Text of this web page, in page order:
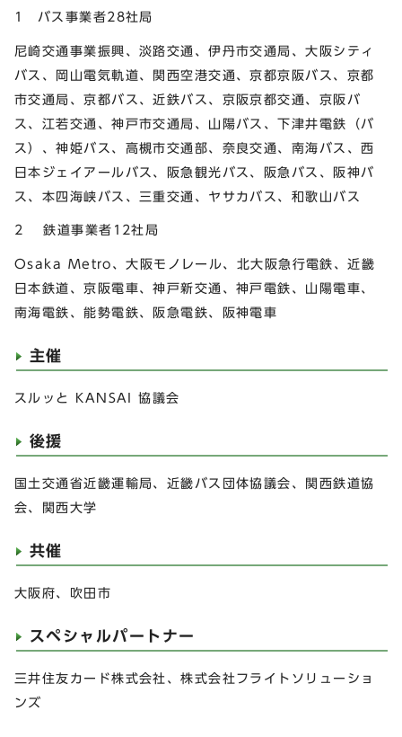
1 バス事業者28社局
尼崎交通事業振興、淡路交通、伊丹市交通局、大阪シティ
バス、岡山電気軌道、関西空港交通、京都京阪バス、京都
市交通局、京都バス、近鉄バス、京阪京都交通、京阪バ
ス、江若交通、神戸市交通局、山陽バス、下津井電鉄（バ
ス）、神姫バス、高槻市交通部、奈良交通、南海バス、西
日本ジェイアールバス、阪急観光バス、阪急バス、阪神バ
ス、本四海峡バス、三重交通、ヤサカバス、和歌山バス
2 鉄道事業者12社局
Osaka Metro、大阪モノレール、北大阪急行電鉄、近畿
日本鉄道、京阪電車、神戸新交通、神戸電鉄、山陽電車、
南海電鉄、能勢電鉄、阪急電鉄、阪神電車
主催
スルッと KANSAI 協議会
後援
国土交通省近畿運輸局、近畿バス団体協議会、関西鉄道協
会、関西大学
共催
大阪府、吹田市
スペシャルパートナー
三井住友カード株式会社、株式会社フライトソリューショ
ンズ